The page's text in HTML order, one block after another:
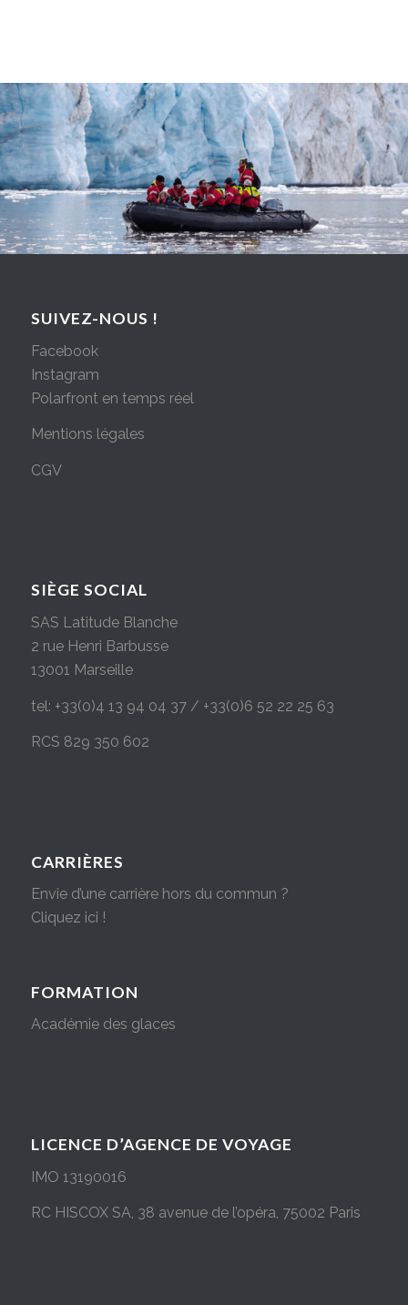
SUIVEZ-NOUS !
Facebook
Instagram
Polarfront en temps réel
Mentions légales
CGV
SIÈGE SOCIAL
SAS Latitude Blanche
2 rue Henri Barbusse
13001 Marseille
tel: +33(0)4 13 94 04 37 / +33(0)6 52 22 25 63
RCS 829 350 602
CARRIÈRES
Envie d’une carrière hors du commun ?
Cliquez ici !
FORMATION
Académie des glaces
LICENCE D’AGENCE DE VOYAGE
IMO 13190016
RC HISCOX SA, 38 avenue de l’opéra, 75002 Paris